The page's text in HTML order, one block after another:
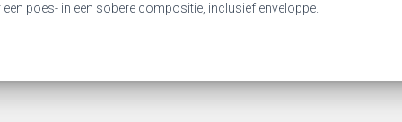
poes- in een sobere compositie, inclusief enveloppe.